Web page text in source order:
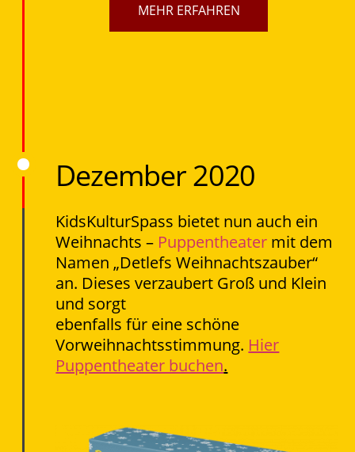
MEHR ERFAHREN
Dezember 2020
KidsKulturSpass bietet nun auch ein
Weihnachts – Puppentheater mit dem
Namen „Detlefs Weihnachtszauber“
an. Dieses verzaubert Groß und Klein
und sorgt
ebenfalls für eine schöne
Vorweihnachtsstimmung. Hier
Puppentheater buchen.